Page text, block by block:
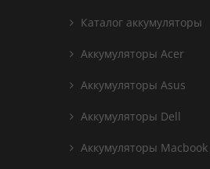
Каталог аккумуляторы
Аккумуляторы Acer
Аккумуляторы Asus
Аккумуляторы Dell
Аккумуляторы Macbook